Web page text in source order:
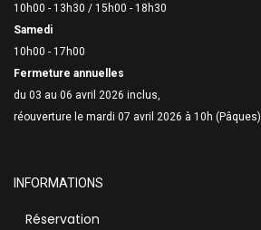
10h00 - 13h30 / 15h00 - 18h30
Samedi
10h00 - 17h00
Fermeture annuelles
du 03 au 06 avril 2026 inclus,
réouverture le mardi 07 avril 2026 à 10h (Pâques)
INFORMATIONS
Réservation